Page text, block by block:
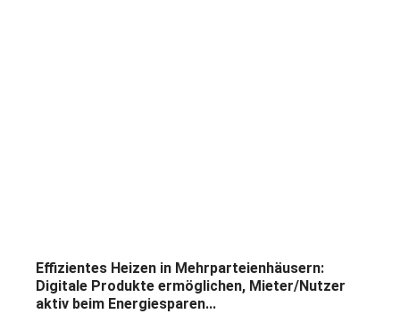
Effizientes Heizen in Mehrparteienhäusern:
Digitale Produkte ermöglichen, Mieter/Nutzer
aktiv beim Energiesparen...